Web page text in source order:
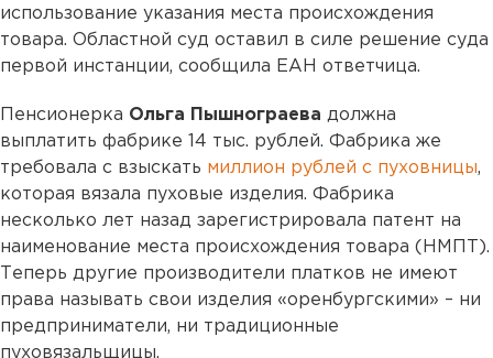
использование указания места происхождения
товара. Областной суд оставил в силе решение суда
первой инстанции, сообщила ЕАН ответчица.
Пенсионерка Ольга Пышнограева должна
выплатить фабрике 14 тыс. рублей. Фабрика же
требовала с взыскать миллион рублей с пуховницы,
которая вязала пуховые изделия. Фабрика
несколько лет назад зарегистрировала патент на
наименование места происхождения товара (НМПТ).
Теперь другие производители платков не имеют
права называть свои изделия «оренбургскими» – ни
предприниматели, ни традиционные
пуховязальщицы.